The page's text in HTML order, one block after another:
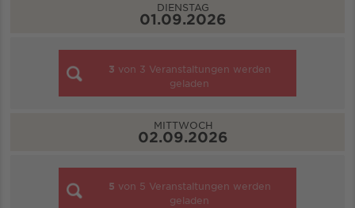
DIENSTAG
01.09.2026
3 von 3 Veranstaltungen werden
geladen
MITTWOCH
02.09.2026
5 von 5 Veranstaltungen werden
geladen